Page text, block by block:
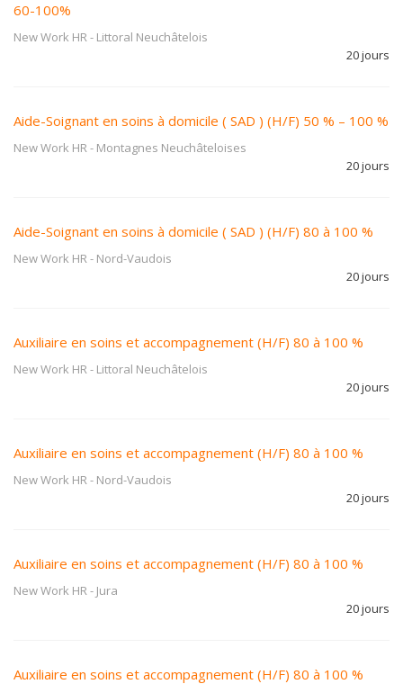
60-100%
New Work HR- Littoral Neuchâtelois
20 jours
Aide-Soignant en soins à domicile ( SAD ) (H/F) 50 % – 100 %
New Work HR- Montagnes Neuchâteloises
20 jours
Aide-Soignant en soins à domicile ( SAD ) (H/F) 80 à 100 %
New Work HR- Nord-Vaudois
20 jours
Auxiliaire en soins et accompagnement (H/F) 80 à 100 %
New Work HR- Littoral Neuchâtelois
20 jours
Auxiliaire en soins et accompagnement (H/F) 80 à 100 %
New Work HR- Nord-Vaudois
20 jours
Auxiliaire en soins et accompagnement (H/F) 80 à 100 %
New Work HR- Jura
20 jours
Auxiliaire en soins et accompagnement (H/F) 80 à 100 %